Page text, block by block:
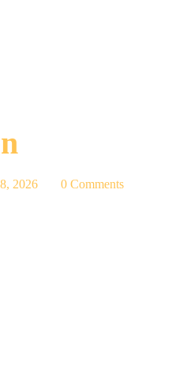
2026 0 Comments